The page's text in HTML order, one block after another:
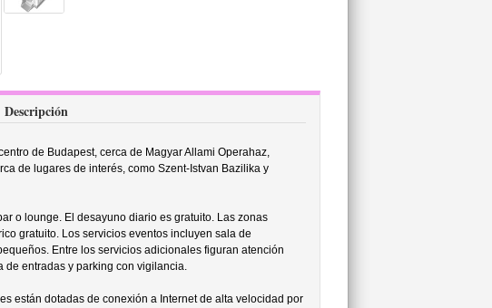
Descripción
de Budapest, cerca de Magyar Allami Operahaz,
de lugares de interés, como Szent-Istvan Bazilika y
o lounge. El desayuno diario es gratuito. Las zonas
gratuito. Los servicios eventos incluyen sala de
Entre los servicios adicionales figuran atención
de entradas y parking con vigilancia.
están dotadas de conexión a Internet de alta velocidad por